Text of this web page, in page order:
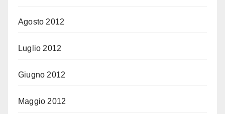
Agosto 2012
Luglio 2012
Giugno 2012
Maggio 2012